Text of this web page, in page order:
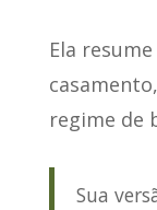
Ela
casamento
regime de
Sua